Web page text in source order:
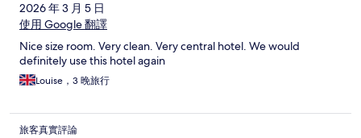
2026 年 3 月 5 日
使用 Google 翻譯
Nice size room. Very clean. Very central hotel. We would
definitely use this hotel again
Louise，3 晚旅行
旅客真實評論